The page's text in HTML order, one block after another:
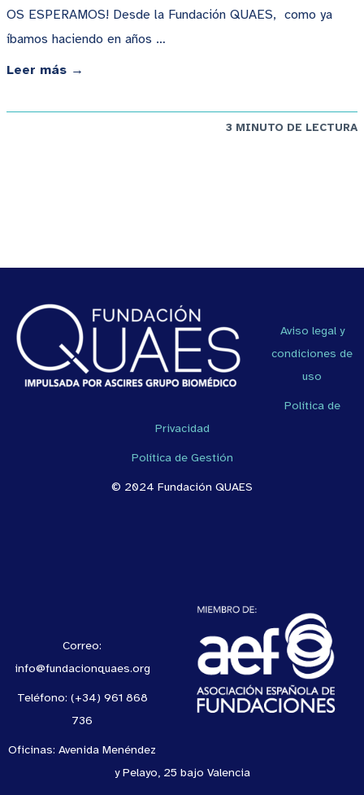
OS ESPERAMOS! Desde la Fundación QUAES, como ya
íbamos haciendo en años …
Leer más →
3 MINUTO DE LECTURA
Aviso legal y
condiciones de
uso
Política de
Privacidad
Política de Gestión
© 2024 Fundación QUAES
Correo:
info@fundacionquaes.org
Teléfono: (+34) 961 868
736
Oficinas: Avenida Menéndez
y Pelayo, 25 bajo Valencia